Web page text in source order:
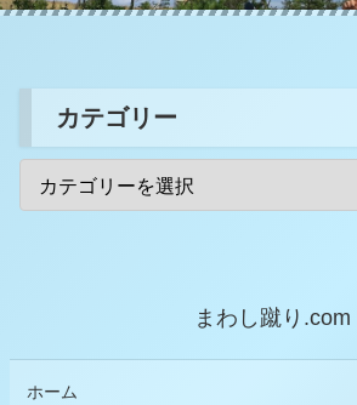
カテゴリー
まわし蹴り.com
ホーム